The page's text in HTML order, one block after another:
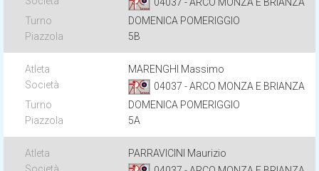
DOMENICA POMERIGGIO
5B
MARENGHI Massimo
04037 - ARCO MONZA E BRIANZA
DOMENICA POMERIGGIO
5A
PARRAVICINI Maurizio